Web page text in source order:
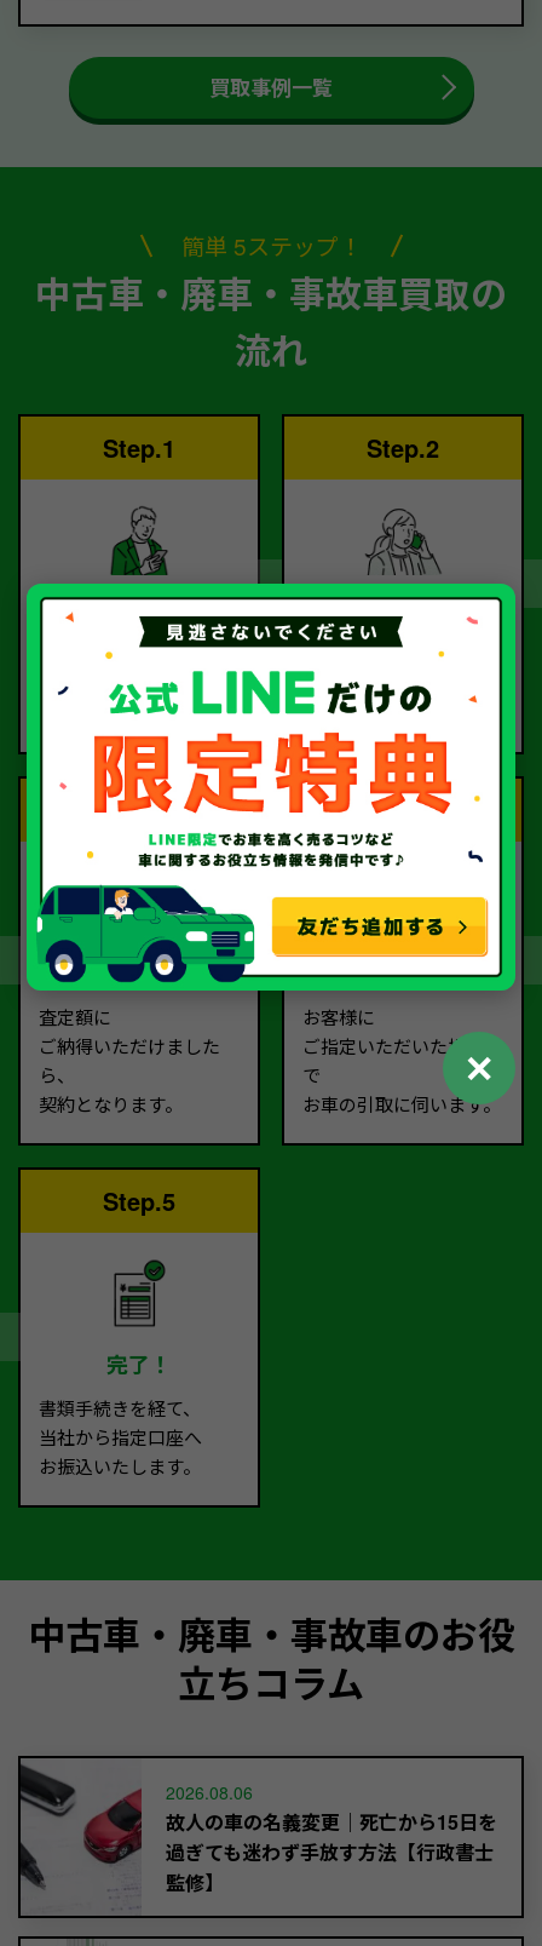
買取事例一覧
簡単 5ステップ！
中古車・廃車・事故車買取の
流れ
Step.1
ご依頼
お電話または査定フォー
ムより
ご依頼ください。
Step.2
査定
査定のプロが
お電話で回答いたしま
す。
Step.3
契約
査定額に
ご納得いただけました
ら、
契約となります。
Step.4
お引取り
お客様に
ご指定いただいた場所ま
で
お車の引取に伺います。
Step.5
完了！
書類手続きを経て、
当社から指定口座へ
お振込いたします。
中古車・廃車・事故車のお役
立ちコラム
2026.08.06
故人の車の名義変更｜死亡から15日を
過ぎても迷わず手放す方法【行政書士
監修】
✕